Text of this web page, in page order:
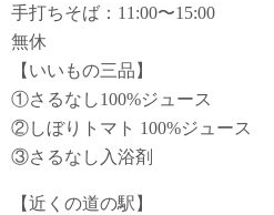
手打ちそば：11:00〜15:00
無休
【いいもの三品】
①さるなし100%ジュース
②しぼりトマト 100%ジュース
③さるなし入浴剤
【近くの道の駅】